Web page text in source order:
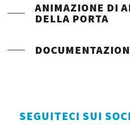
ANIMAZIONE DI
DELLA PORTA
SEGUITECI SUI